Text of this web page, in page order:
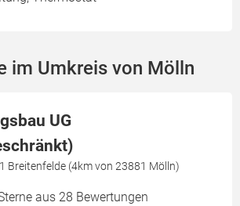
im Umkreis von Mölln
UG
Breitenfelde (4km von 23881 Mölln)
aus 28 Bewertungen